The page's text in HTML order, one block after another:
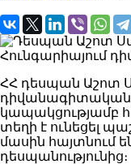
ՀՀ դեսպան Աշոտ
դիվանագիտական
կապակցությամբ
տեղի է ունեցել
մասին հայտնում
դեսպանությունից։